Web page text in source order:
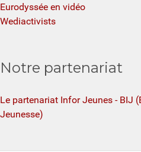
Eurodyssée en vidéo
Wediactivists
Notre partenariat
Le partenariat Infor Jeunes - BIJ
Jeunesse)